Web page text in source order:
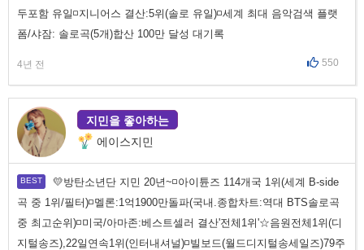
두포함 유일◽지니어스 결산:5위(솔로 유일)◽세계 최대 음악검색 플랫
폼/샤잠: 솔로곡(5개)합산 100만 달성 대기록
4년 전 550
지민을 좋아하는
에이스지민
💛방탄소년단 지민 20년~◽아이튠즈 114개국 1위(세계 B-side
곡 중 1위/필터)◽멜론:1억1900만돌파(국내.종합차트:역대 BTS솔로곡
중 최고순위)◽미국/아마존:베스트셀러 결산'전체1위'☆음원전체1위(디
지털송즈),22일연속1위(인터내셔널)◽빌보드(월드디지털송세일즈)79주